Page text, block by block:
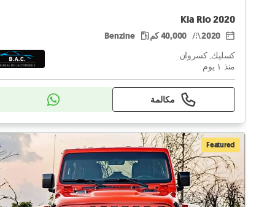
Kia Rio 2020
2020 40,000 كم Benzine
كسليك, كسروان
منذ ١ يوم
مكالمة
Featured